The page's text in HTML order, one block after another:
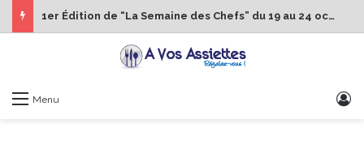
1er Édition de “La Semaine des Chefs” du 19 au 24 octobre 2026
Menu